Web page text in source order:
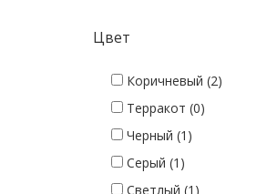
Цвет
Коричневый (2)
Терракот (0)
Черный (1)
Серый (1)
Светлый (1)